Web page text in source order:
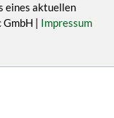
eines aktuellen
| Impressum